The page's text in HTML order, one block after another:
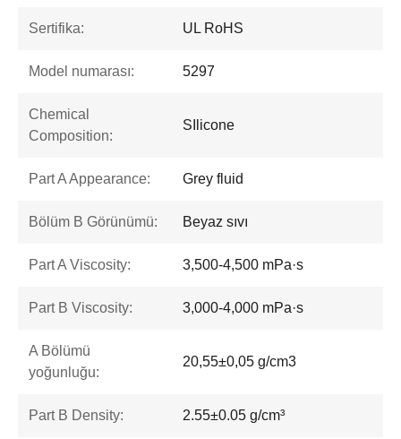
Sertifika: UL RoHS
Model numarası: 5297
Chemical
Composition:
SIlicone
Part A Appearance: Grey fluid
Bölüm B Görünümü: Beyaz sıvı
Part A Viscosity: 3,500-4,500 mPa·s
Part B Viscosity: 3,000-4,000 mPa·s
A Bölümü
yoğunluğu:
20,55±0,05 g/cm3
Part B Density: 2.55±0.05 g/cm³